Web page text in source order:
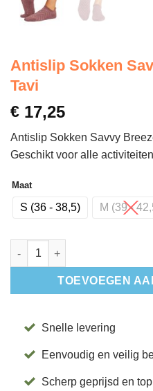
Antislip Sokken
Tavi
€ 17,25
Antislip Sokken Savvy
Geschikt voor alle
Maat
S (36 - 38,5) M (39 -
Antislip Sokken Savvy Breeze
TOEVOEGEN
Snelle levering
Eenvoudig en veilig
Scherp geprijsd en